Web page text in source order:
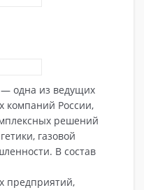
одна из ведущих
компаний России,
решений
газовой
В состав
предприятий,